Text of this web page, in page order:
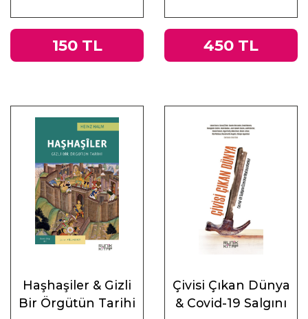
ve Doğu
150 TL 450 TL
Haşhaşiler & Gizli
Bir Örgütün Tarihi
Çivisi Çıkan Dünya
& Covid-19 Salgını